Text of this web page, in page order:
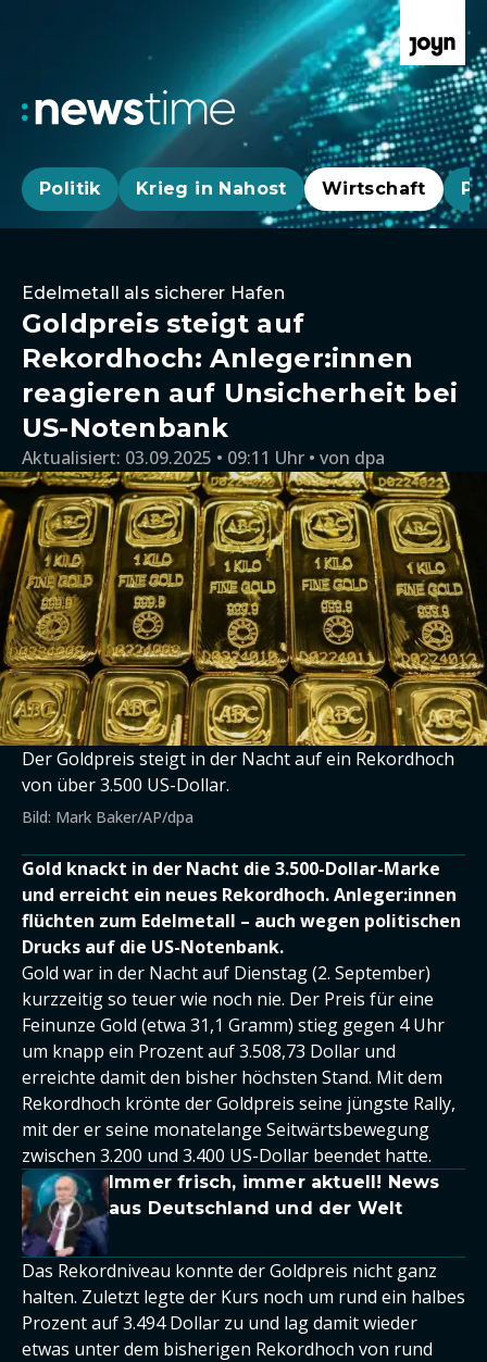
Politik Krieg in Nahost Wirtschaft
Edelmetall als sicherer Hafen
Goldpreis steigt auf
Rekordhoch: Anleger:innen
reagieren auf Unsicherheit bei
US-Notenbank
Aktualisiert: 03.09.2025 • 09:11 Uhr von dpa
Der Goldpreis steigt in der Nacht auf ein Rekordhoch
von über 3.500 US-Dollar.
Bild: Mark Baker/AP/dpa
Gold knackt in der Nacht die 3.500-Dollar-Marke
und erreicht ein neues Rekordhoch. Anleger:innen
flüchten zum Edelmetall – auch wegen politischen
Drucks auf die US-Notenbank.
Gold war in der Nacht auf Dienstag (2. September)
kurzzeitig so teuer wie noch nie. Der Preis für eine
Feinunze Gold (etwa 31,1 Gramm) stieg gegen 4 Uhr
um knapp ein Prozent auf 3.508,73 Dollar und
erreichte damit den bisher höchsten Stand. Mit dem
Rekordhoch krönte der Goldpreis seine jüngste Rally,
mit der er seine monatelange Seitwärtsbewegung
zwischen 3.200 und 3.400 US-Dollar beendet hatte.
Immer frisch, immer aktuell! News
aus Deutschland und der Welt
Das Rekordniveau konnte der Goldpreis nicht ganz
halten. Zuletzt legte der Kurs noch um rund ein halbes
Prozent auf 3.494 Dollar zu und lag damit wieder
etwas unter dem bisherigen Rekordhoch von rund